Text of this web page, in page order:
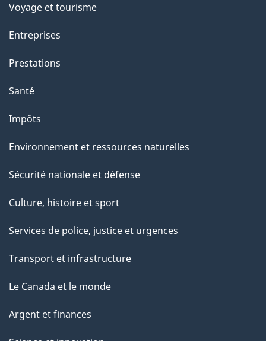
Voyage et tourisme
Entreprises
Prestations
Santé
Impôts
Environnement et ressources naturelles
Sécurité nationale et défense
Culture, histoire et sport
Services de police, justice et urgences
Transport et infrastructure
Le Canada et le monde
Argent et finances